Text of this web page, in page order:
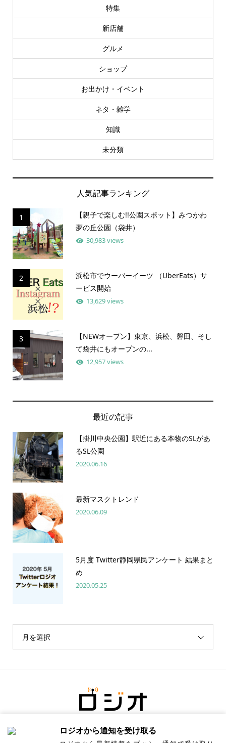
特集
新店舗
グルメ
ショップ
お出かけ・イベント
ネタ・雑学
知識
未分類
人気記事ランキング
1
【親子で楽しむ!!公園スポット】みつかわ
夢の丘公園（袋井）
30,983 views
2
浜松市でウーバーイーツ （UberEats）サ
ービス開始
13,629 views
3
【NEWオープン】東京、浜松、磐田、そし
て袋井にもオープンの...
12,957 views
最近の記事
【掛川中央公園】駅近にある本物のSLがあ
るSL公園
2020.06.16
最新マスクトレンド
2020.06.09
5月度 Twitter静岡県民アンケート 結果まと
め
2020.05.25
月を選択
ロジオから通知を受け取る